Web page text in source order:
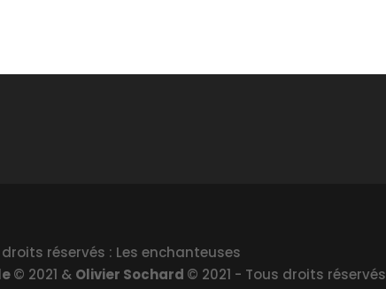
droits réservés : Les enchanteuses
© 2021 & Olivier Sochard © 2021 - Tous droits réservés